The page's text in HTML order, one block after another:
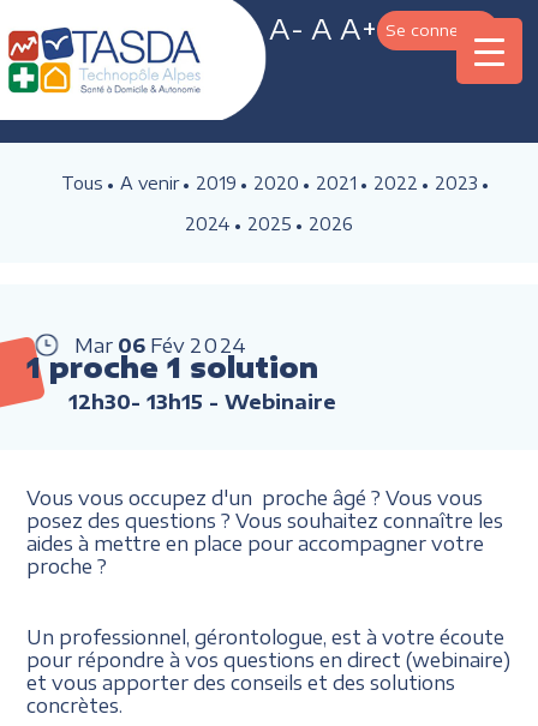
A- A A+ Se connecter
Tous A venir 2019 2020 2021 2022
2023
2024
2025 2026
Mar 06 Fév 2024
1 proche 1 solution
12h30- 13h15 - Webinaire
Vous vous occupez d'un proche âgé ? Vous vous
posez des questions ? Vous souhaitez connaître les
aides à mettre en place pour accompagner votre
proche ?
Un professionnel, gérontologue, est à votre écoute
pour répondre à vos questions en direct (webinaire)
et vous apporter des conseils et des solutions
concrètes.